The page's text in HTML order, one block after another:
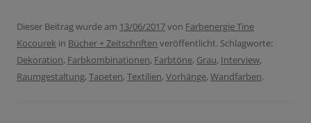
Dieser Beitrag wurde am 13/06/2017von Farbenergie Tine
Kocourek in Bücher + Zeitschriften veröffentlicht. Schlagworte:
Dekoration, Farbkombinationen, Farbtöne, Grau, Interview,
Raumgestaltung, Tapeten, Textilien, Vorhänge, Wandfarben.